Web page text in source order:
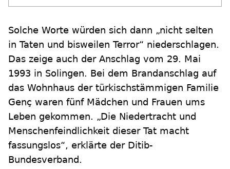
Solche Worte würden sich dann „nicht selten
in Taten und bisweilen Terror“ niederschlagen.
Das zeige auch der Anschlag vom 29. Mai
1993 in Solingen. Bei dem Brandanschlag auf
das Wohnhaus der türkischstämmigen Familie
Genç waren fünf Mädchen und Frauen ums
Leben gekommen. „Die Niedertracht und
Menschenfeindlichkeit dieser Tat macht
fassungslos“, erklärte der Ditib-
Bundesverband.